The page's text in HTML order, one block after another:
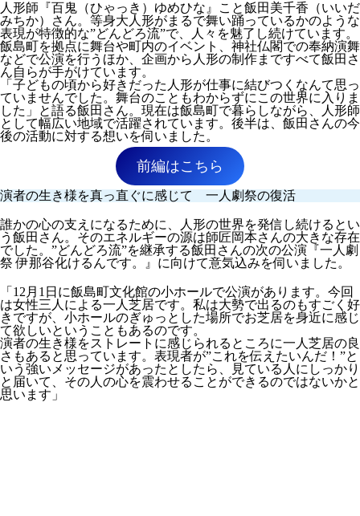
人形師『百鬼（ひゃっき）ゆめひな』こと飯田美千香（いいだ
みちか）さん。等身大人形がまるで舞い踊っているかのような
表現が特徴的な”どんどろ流”で、人々を魅了し続けています。
飯島町を拠点に舞台や町内のイベント、神社仏閣での奉納演舞
などで公演を行うほか、企画から人形の制作まですべて飯田さ
ん自らが手がけています。
「子どもの頃から好きだった人形が仕事に結びつくなんて思っ
ていませんでした。舞台のこともわからずにこの世界に入りま
した」
と語る飯田さん。現在は飯島町で暮らしながら、人形師
として幅広い地域で活躍されています。後半は、飯田さんの今
後の活動に対する想いを伺いました。
前編はこちら
演者の生き様を真っ直ぐに感じて 一人劇祭の復活
誰かの心の支えになるために、人形の世界を発信し続けるとい
う飯田さん。そのエネルギーの源は師匠岡本さんの大きな存在
でした。 ”どんどろ流”を継承する飯田さんの次の公演 『一人劇
祭 伊那谷化けるんです。』 に向けて意気込みを伺いました。
「 12月1日に飯島町文化館の小ホールで公演があります。今回
は女性三人による一人芝居です。私は大勢で出るのもすごく好
きですが、小ホールのぎゅっとした場所でお芝居を身近に感じ
て欲しいということもあるのです。
演者の生き様をストレートに感じられるところに一人芝居の良
さもあると思っています。表現者が”これを伝えたいんだ！”と
いう強いメッセージがあったとしたら、見ている人にしっかり
と届いて、その人の心を震わせることができるのではないかと
思います」